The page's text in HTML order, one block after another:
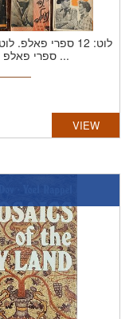
לוט: 12 ספרי פאלפ.
ספרי פאלפ וספרי כיס, ובו סיפורי ...
VIEW